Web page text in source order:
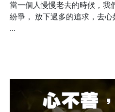
當一個人慢慢老去的時候，我
紛爭， 放下過多的追求，去
...